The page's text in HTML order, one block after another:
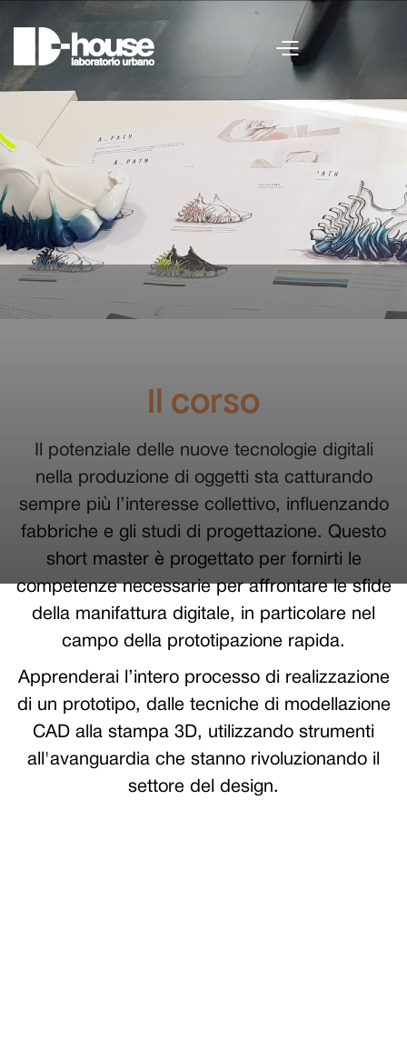
Il corso
Il potenziale delle nuove tecnologie digitali
nella produzione di oggetti sta catturando
sempre più l’interesse collettivo, influenzando
fabbriche e gli studi di progettazione. Questo
short master è progettato per fornirti le
competenze necessarie per affrontare le sfide
della manifattura digitale, in particolare nel
campo della prototipazione rapida.
Apprenderai l’intero processo di realizzazione
di un prototipo, dalle tecniche di modellazione
CAD alla stampa 3D, utilizzando strumenti
all'avanguardia che stanno rivoluzionando il
settore del design.‍